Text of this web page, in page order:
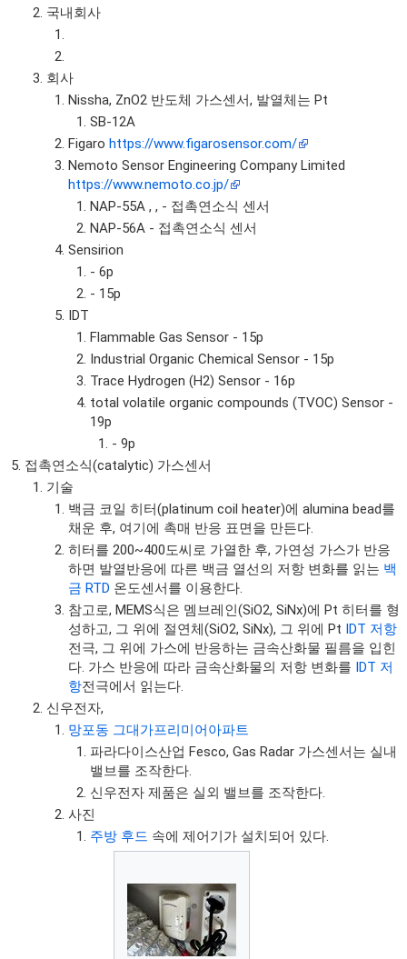
국내회사
회사
Nissha, ZnO2 반도체 가스센서, 발열체는 Pt
SB-12A
Figarohttps://www.figarosensor.com/
Nemoto Sensor Engineering Company Limited
https://www.nemoto.co.jp/
NAP-55A , , - 접촉연소식 센서
NAP-56A - 접촉연소식 센서
Sensirion
- 6p
- 15p
IDT
Flammable Gas Sensor - 15p
Industrial Organic Chemical Sensor - 15p
Trace Hydrogen (H2) Sensor - 16p
total volatile organic compounds (TVOC) Sensor -
19p
- 9p
접촉연소식(catalytic) 가스센서
기술
백금 코일 히터(platinum coil heater)에 alumina bead를
채운 후, 여기에 촉매 반응 표면을 만든다.
히터를 200~400도씨로 가열한 후, 가연성 가스가 반응
하면 발열반응에 따른 백금 열선의 저항 변화를 읽는 백
금 RTD 온도센서를 이용한다.
참고로, MEMS식은 멤브레인(SiO2, SiNx)에 Pt 히터를 형
성하고, 그 위에 절연체(SiO2, SiNx), 그 위에 Pt IDT 저항
전극, 그 위에 가스에 반응하는 금속산화물 필름을 입힌
다. 가스 반응에 따라 금속산화물의 저항 변화를 IDT 저
항전극에서 읽는다.
신우전자,
망포동 그대가프리미어아파트
파라다이스산업 Fesco, Gas Radar 가스센서는 실내
밸브를 조작한다.
신우전자 제품은 실외 밸브를 조작한다.
사진
주방 후드 속에 제어기가 설치되어 있다.